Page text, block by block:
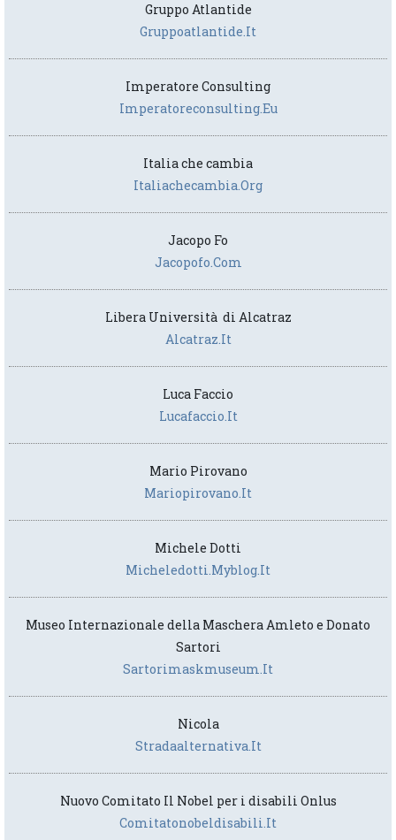
Gruppo Atlantide
Gruppoatlantide.it
Imperatore Consulting
Imperatoreconsulting.eu
Italia che cambia
Italiachecambia.org
Jacopo Fo
Jacopofo.com
Libera Università di Alcatraz
Alcatraz.it
Luca Faccio
Lucafaccio.it
Mario Pirovano
Mariopirovano.it
Michele Dotti
Micheledotti.myblog.it
Museo Internazionale della Maschera Amleto e Donato
Sartori
Sartorimaskmuseum.it
Nicola
Stradaalternativa.it
Nuovo Comitato Il Nobel per i disabili Onlus
Comitatonobeldisabili.it